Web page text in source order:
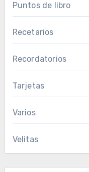
Puntos de libro
Recetarios
Recordatorios
Tarjetas
Varios
Velitas